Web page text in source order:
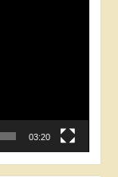
03:20